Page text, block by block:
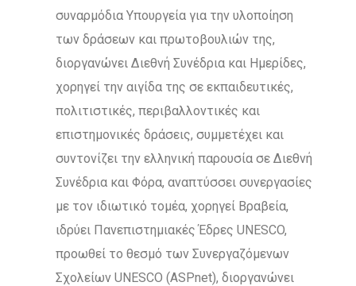
συναρμόδια Υπουργεία για την υλοποίηση
των δράσεων και πρωτοβουλιών της,
διοργανώνει Διεθνή Συνέδρια και Ημερίδες,
χορηγεί την αιγίδα της σε εκπαιδευτικές,
πολιτιστικές, περιβαλλοντικές και
επιστημονικές δράσεις, συμμετέχει και
συντονίζει την ελληνική παρουσία σε Διεθνή
Συνέδρια και Φόρα, αναπτύσσει συνεργασίες
με τον ιδιωτικό τομέα, χορηγεί Βραβεία,
ιδρύει Πανεπιστημιακές Έδρες UNESCO,
προωθεί το θεσμό των Συνεργαζόμενων
Σχολείων UNESCO (ASPnet), διοργανώνει